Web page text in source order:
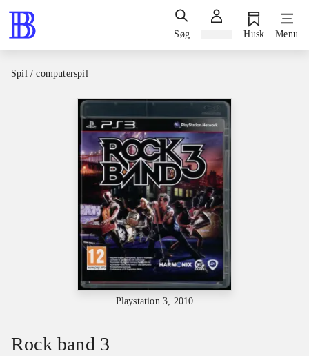
Søg Husk Menu
Spil / computerspil
Playstation 3, 2010
Rock band 3